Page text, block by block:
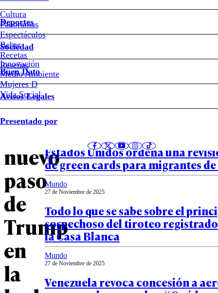
Cultura
Panoramas
Espectáculos
Beber
Recetas
Reseñas
Deportes
Sociedad
Innovación
Medio Ambiente
Mujeres D
Vida Social
Buen Dato
Avisos Legales
Presentado por
Acciones
por
tierra
en
Venezuela:
el
nuevo
paso
de
Trump
en
la
Notas relacionadas
28 de Noviembre de 2025
Afganistán, Venezuela y Cuba
Estados Unidos ordena una
de green cards para migrantes de
Mundo
27 de Noviembre de 2025
Todo lo que se sabe sobre el
sospechoso del tiroteo
la Casa Blanca
Mundo
27 de Noviembre de 2025
Venezuela revoca concesión a